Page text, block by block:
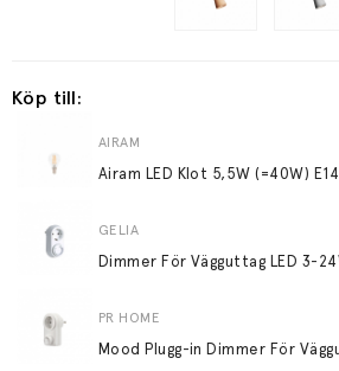
Köp till:
AIRAM
Airam LED Klot 5,5W (=40W) E14
GELIA
PR HOME